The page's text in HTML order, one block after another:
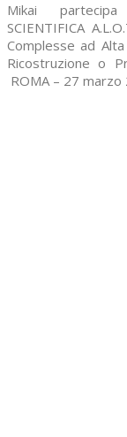
Mikai
SCIENTIFICA
Complesse ad
Ricostruzione o
ROMA – 27 marzo